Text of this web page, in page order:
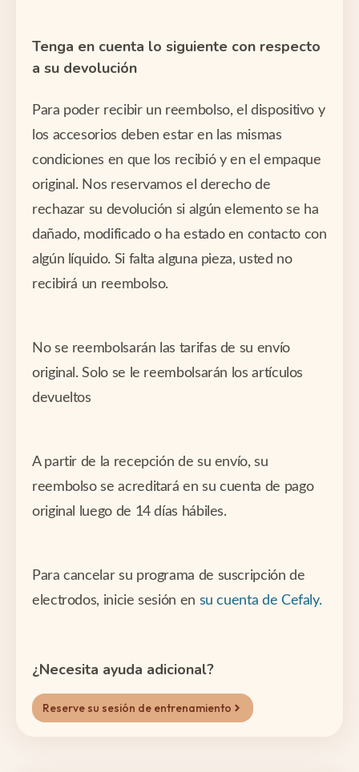
Tenga en cuenta lo siguiente con respecto
a su devolución
Para poder recibir un reembolso, el dispositivo y
los accesorios deben estar en las mismas
condiciones en que los recibió y en el empaque
original. Nos reservamos el derecho de
rechazar su devolución si algún elemento se ha
dañado, modificado o ha estado en contacto con
algún líquido. Si falta alguna pieza, usted no
recibirá un reembolso.
No se reembolsarán las tarifas de su envío
original. Solo se le reembolsarán los artículos
devueltos
A partir de la recepción de su envío, su
reembolso se acreditará en su cuenta de pago
original luego de 14 días hábiles.
Para cancelar su programa de suscripción de
electrodos, inicie sesión en su cuenta de Cefaly.
¿Necesita ayuda adicional?
Reserve su sesión de entrenamiento